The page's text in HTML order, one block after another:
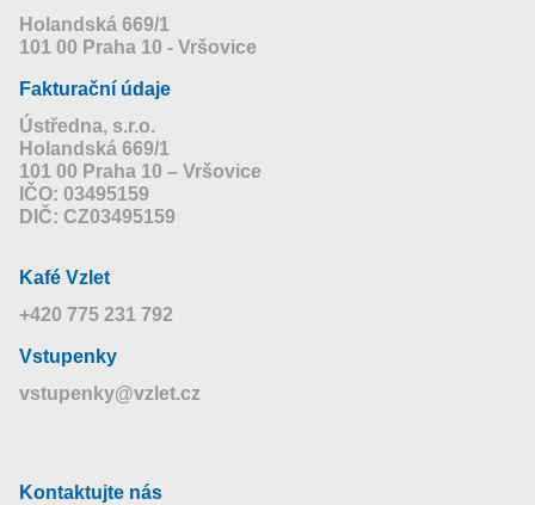
Holandská 669/1
101 00 Praha 10 - Vršovice
Fakturační údaje
Ústředna, s.r.o.
Holandská 669/1
101 00 Praha 10 – Vršovice
IČO: 03495159
DIČ: CZ03495159
Kafé Vzlet
+420 775 231 792
Vstupenky
vstupenky@vzlet.cz
Kontaktujte nás